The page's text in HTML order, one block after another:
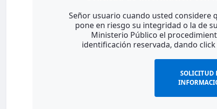
Señor usuario cuando usted considere
pone en riesgo su integridad o la de
Ministerio Público el
identificación reservada, dando
SOLICITUD